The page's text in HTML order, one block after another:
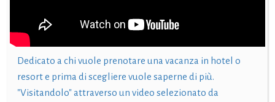
Dedicato a chi vuole prenotare una vacanza in hotel o
resort e prima di scegliere vuole saperne di più.
"Visitandolo" attraverso un video selezionato da